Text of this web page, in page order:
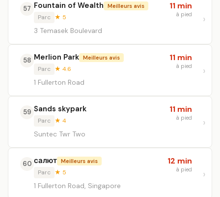
57 Fountain of Wealth Meilleurs avis
Parc ★ 5
3 Temasek Boulevard
11 min
à pied
58 Merlion Park Meilleurs avis
Parc ★ 4.6
1 Fullerton Road
11 min
à pied
59 Sands skypark
Parc ★ 4
Suntec Twr Two
11 min
à pied
60 салют Meilleurs avis
Parc ★ 5
1 Fullerton Road, Singapore
12 min
à pied